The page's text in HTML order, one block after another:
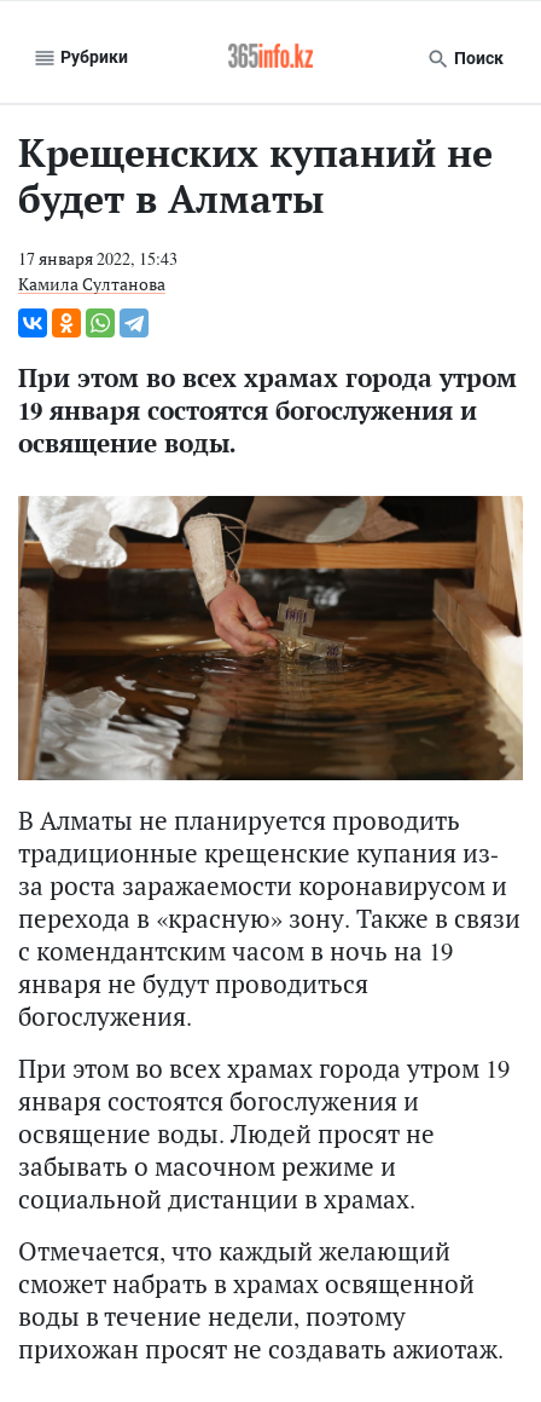
Рубрики Поиск
Крещенских купаний не
будет в Алматы
17 января 2022, 15:43
Камила Султанова
При этом во всех храмах города утром
19 января состоятся богослужения и
освящение воды.
В Алматы не планируется проводить
традиционные крещенские купания из-
за роста заражаемости коронавирусом и
перехода в «красную» зону. Также в связи
с комендантским часом в ночь на 19
января не будут проводиться
богослужения.
При этом во всех храмах города утром 19
января состоятся богослужения и
освящение воды. Людей просят не
забывать о масочном режиме и
социальной дистанции в храмах.
Отмечается, что каждый желающий
сможет набрать в храмах освященной
воды в течение недели, поэтому
прихожан просят не создавать ажиотаж.